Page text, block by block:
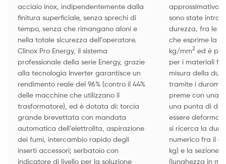
acciaio inox, indipendentemente dalla
finitura superficiale, senza sprechi di
tempo, senza che rimangano aloni e
nella totale sicurezza dell’operatore.
Clinox Pro Energy, il sistema
professionale della serie Energy, grazie
alla tecnologia Inverter garantisce un
rendimento reale del 96% (contro il 44%
delle macchine che utilizzano il
trasformatore), ed è dotata di: torcia
grande brevettata con mandata
automatica dell’elettrolita, aspirazione
dei fumi, intercambio rapido degli
inserti accessori; serbatoio con
indicatore di livello per la soluzione
approssimativa
sono state
durezza, fra le
che esprime la
kg/mm2ed è
per i materiali
misura della
tramite i
preme con una
una punta di
essere
si ricerca la
numerico fra il
kg) e la sezione
(lunghezza in